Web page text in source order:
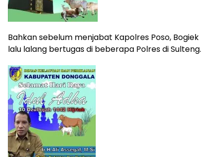
Bahkan sebelum menjabat Kapolres Poso, Bogiek
lalu lalang bertugas di beberapa Polres di Sulteng.